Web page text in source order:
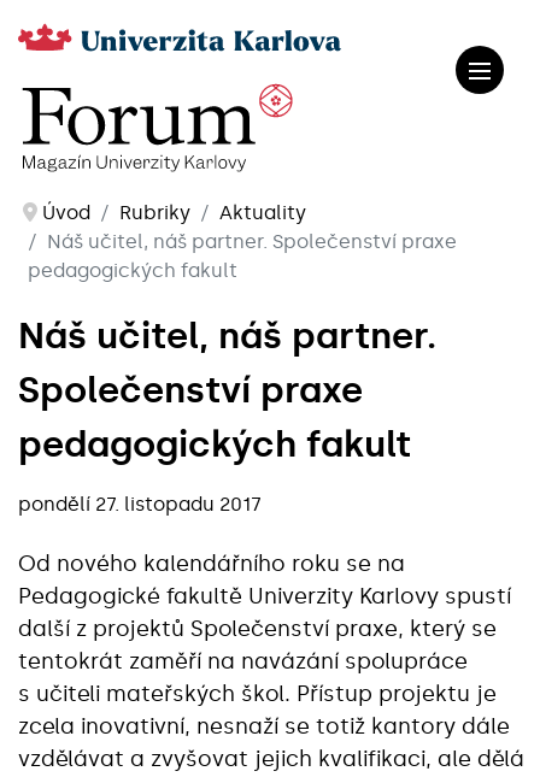
Úvod Rubriky
Aktuality
Náš učitel, náš partner. Společenství praxe
pedagogických fakult
Náš učitel, náš partner.
Společenství praxe
pedagogických fakult
pondělí 27. listopadu 2017
Od nového kalendářního roku se na
Pedagogické fakultě Univerzity Karlovy spustí
další z projektů Společenství praxe, který se
tentokrát zaměří na navázání spolupráce
s učiteli mateřských škol. Přístup projektu je
zcela inovativní, nesnaží se totiž kantory dále
vzdělávat a zvyšovat jejich kvalifikaci, ale dělá